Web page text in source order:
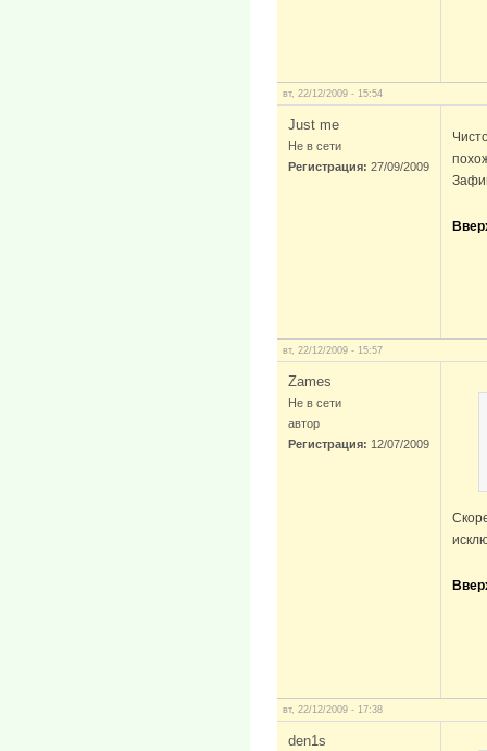
вт, 22/12/2009 - 15:54
Just me
Не в сети
Регистрация: 27/09/2009
вт, 22/12/2009 - 15:57
Zames
Не в сети
автор
Регистрация: 12/07/2009
вт, 22/12/2009 - 17:38
den1s